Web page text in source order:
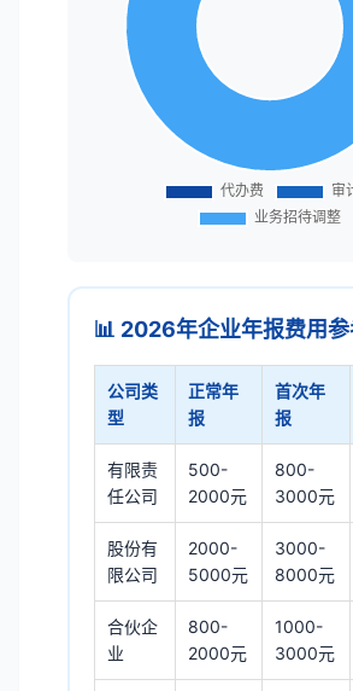
📊 2026年企业年报费用
公司类
型
正常年
报
首次年
报
有限责
任公司
500-
2000元
800-
3000元
股份有
限公司
2000-
5000元
3000-
8000元
合伙企
业
800-
2000元
1000-
3000元